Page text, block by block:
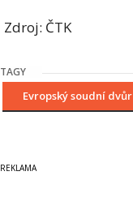
Zdroj: ČTK
TAGY
Evropský soudní dvůr